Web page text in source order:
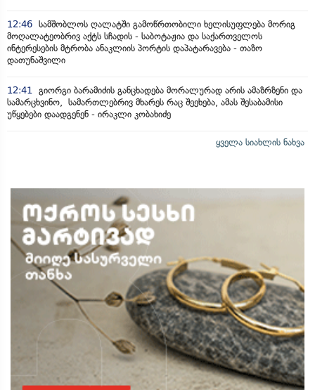
12:46 სამშობლოს ღალატში გამოწრთობილი ხელისუფლება მორიგ
მოღალატეობრივ აქტს სჩადის - საბოტაჟია და საქართველოს
ინტერესების მტრობა ანაკლიის პორტის დაპატარავება - თაზო
დათუნაშვილი
12:41
გიორგი ბარამიძის განცხადება მორალურად არის ამაზრზენი და
სამარცხვინო, სამართლებრივ მხარეს რაც შეეხება, ამას შესაბამისი
უწყებები დაადგენენ - ირაკლი კობახიძე
ყველა სიახლის ნახვა